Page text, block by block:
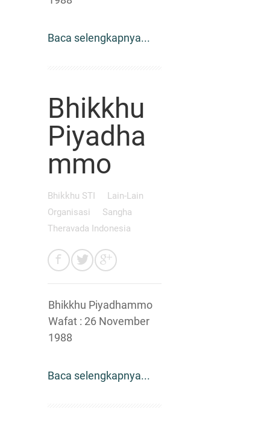
Baca selengkapnya...
Bhikkhu
Piyadha
mmo
Bhikkhu STI
Lain-Lain
Organisasi
Sangha
Theravada Indonesia
Bhikkhu Piyadhammo
Wafat : 26 November
1988
Baca selengkapnya...